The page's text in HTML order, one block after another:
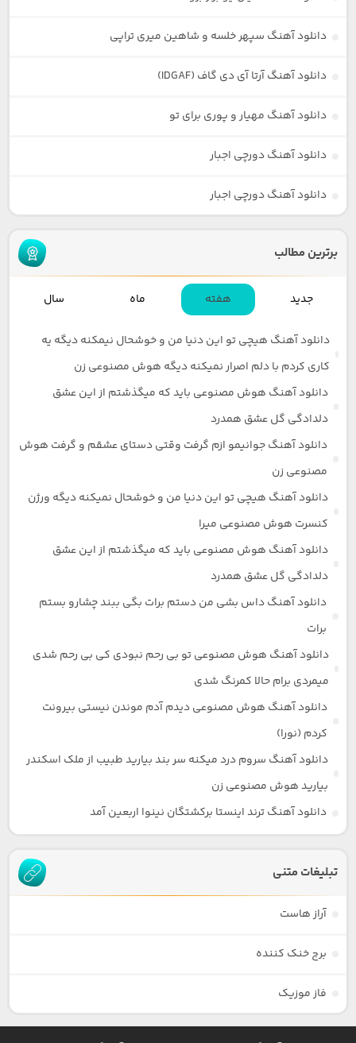
دانلود آهنگ سپهر خلسه و شاهین میری تراپی
دانلود آهنگ آرتا آی دی گاف (IDGAF)
دانلود آهنگ مهیار و پوری برای تو
دانلود آهنگ دورچی اجبار
دانلود آهنگ دورچی اجبار
برترین مطالب
جدید هفته ماه سال
دانلود آهنگ هیچی تو این دنیا من و خوشحال نیمکنه دیگه یه
کاری کردم با دلم اصرار نمیکنه دیگه هوش مصنوعی زن
دانلود آهنگ هوش مصنوعی باید که میگذشتم از این عشق
دلدادگی گل عشق همدرد
دانلود آهنگ جوانیمو ازم گرفت وقتی دستای عشقم و گرفت هوش
مصنوعی زن
دانلود آهنگ هیچی تو این دنیا من و خوشحال نمیکنه دیگه ورژن
کنسرت هوش مصنوعی میرا
دانلود آهنگ هوش مصنوعی باید که میگذشتم از این عشق
دلدادگی گل عشق همدرد
دانلود آهنگ داس بشی من دستم برات بگی ببند چشارو بستم
برات
دانلود آهنگ هوش مصنوعی تو بی رحم نبودی کی بی رحم شدی
میمردی برام حالا کمرنگ شدی
دانلود آهنگ هوش مصنوعی دیدم آدم موندن نیستی بیرونت
کردم (نورا)
دانلود آهنگ سروم درد میکنه سر بند بیارید طبیب از ملک اسکندر
بیارید هوش مصنوعی زن
دانلود آهنگ ترند اینستا برکشتگان نینوا اربعین آمد
تبلیغات متنی
آراز هاست
برج خنک کننده
فاز موزیک